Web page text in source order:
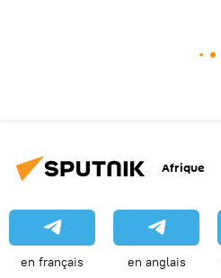
Afrique
en français en anglais